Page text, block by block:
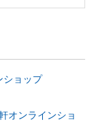
ショップ
オンラインショ